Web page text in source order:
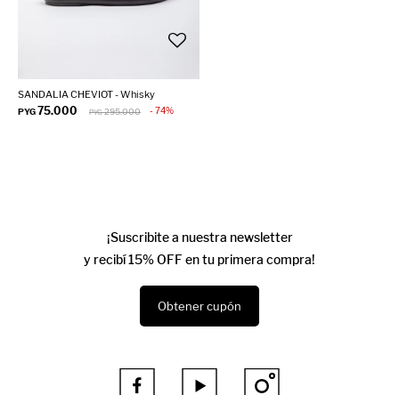
SANDALIA CHEVIOT - Whisky
PYG75.000 PYG 295.000 74
¡Suscribite a nuestra newsletter
y recibí 15% OFF en tu primera compra!
Obtener cupón
  